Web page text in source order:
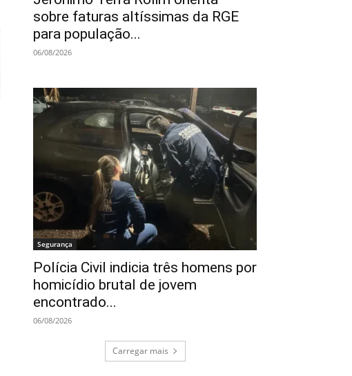
sobre faturas altíssimas da RGE
para população...
06/08/2026
Segurança
Polícia Civil indicia três homens por
homicídio brutal de jovem
encontrado...
06/08/2026
Carregar mais